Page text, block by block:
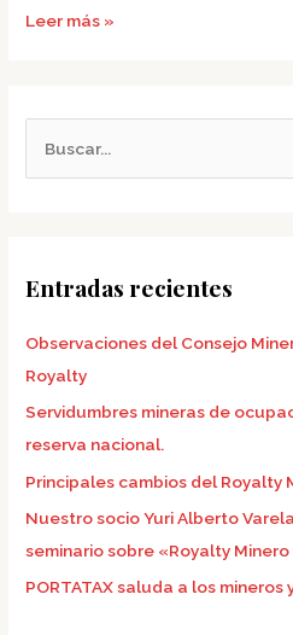
Leer más »
a
p
o
r
:
Entradas recientes
Observaciones del Consejo
Royalty
Servidumbres mineras de
reserva nacional.
Principales cambios del Royalty
Nuestro socio Yuri Alberto
seminario sobre «Royalty Minero
PORTATAX saluda a los mineros